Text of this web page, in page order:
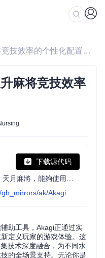
/ Akagi智能工具：提升麻将竞技效率的个性化配置指南
麻将竞技效率
下载源代码
ak/Akagi
助工具，Akagi正通过实
定义玩家的游戏体验。这
技术深度融合，为不同水
的全场景支持。无论你是